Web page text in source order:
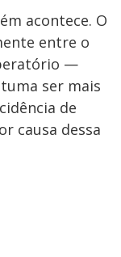
acontece. O
entre o
—
ser mais
de
causa dessa